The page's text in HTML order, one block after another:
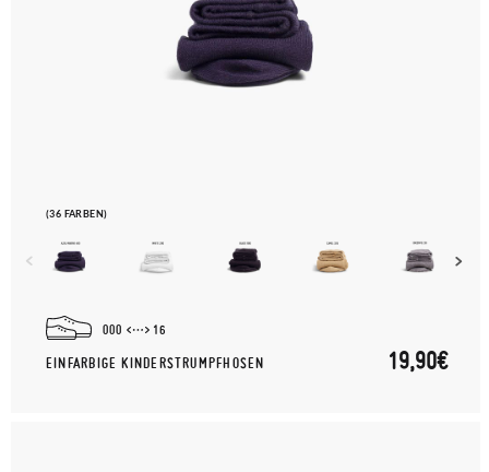
(36 FARBEN)
000 16
EINFARBIGE KINDERSTRUMPFHOSEN 19,90€